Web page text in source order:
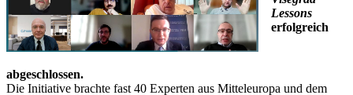
Lessons
erfolgreich
abgeschlossen.
Die Initiative brachte fast 40 Experten aus Mitteleuropa und dem